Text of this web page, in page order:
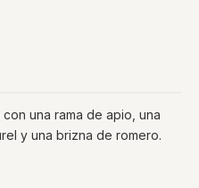
una rama de apio, una
y una brizna de romero.